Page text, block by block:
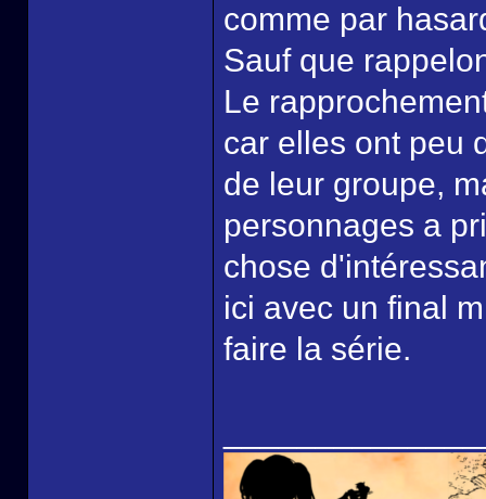
comme par
Sauf que
Le
car elles ont peu
de leur groupe,
personnages a
chose
ici avec un final
faire la série.